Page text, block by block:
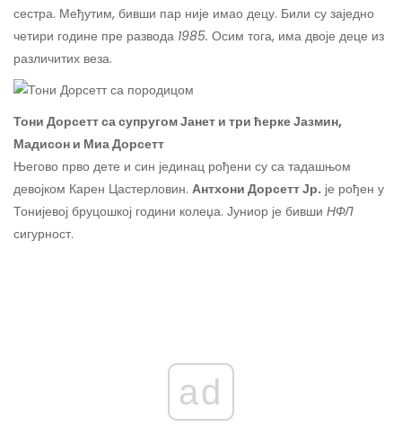
сестра. Међутим, бивши пар није имао децу. Били су заједно
четири године пре развода 1985. Осим тога, има двоје деце из
различитих веза.
Тони Дорсетт са супругом Јанет и три ћерке Јазмин,
Мадисон и Миа Дорсетт
Његово прво дете и син јединац рођени су са тадашњом
девојком Карен Цастерловин. Антхони Дорсетт Јр. је рођен у
Тонијевој бруцошкој години колеџа. Јуниор је бивши НФЛ
сигурност.
ad